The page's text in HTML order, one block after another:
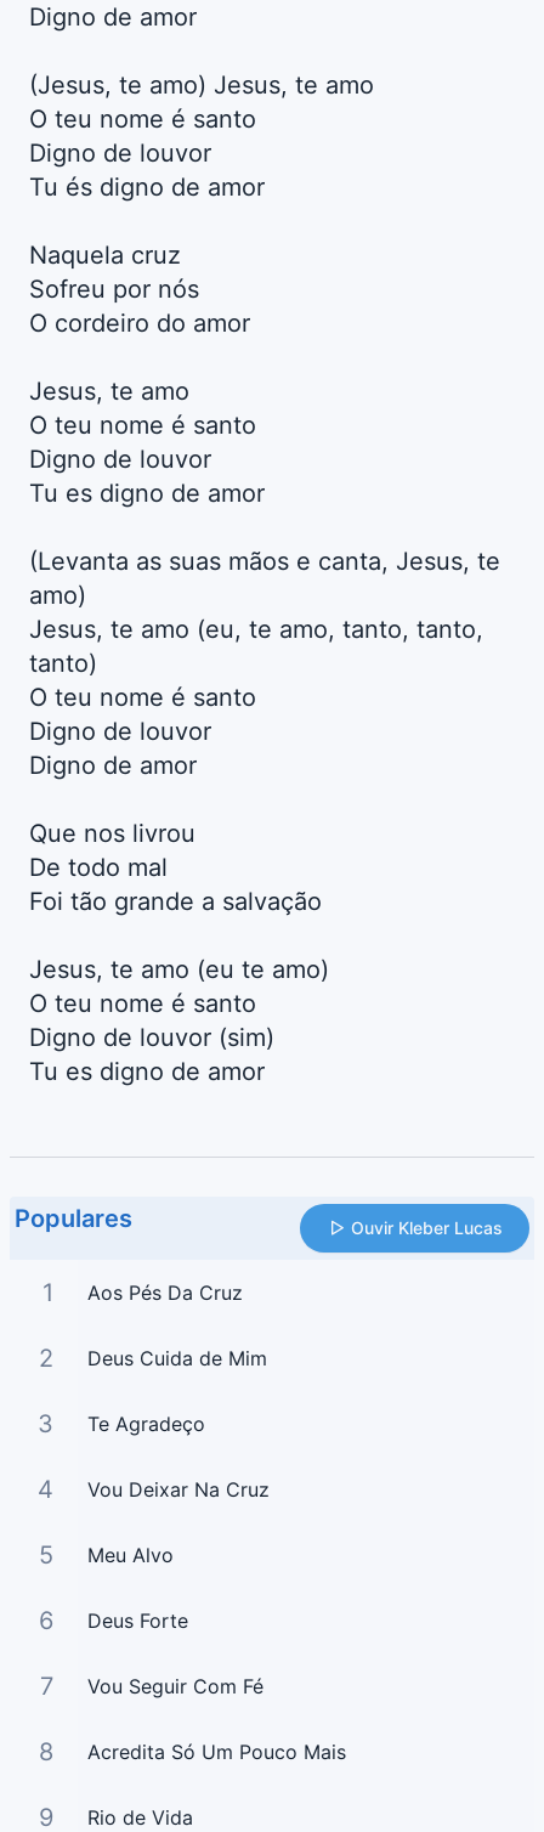
Digno de amor
(Jesus, te amo) Jesus, te amo
O teu nome é santo
Digno de louvor
Tu és digno de amor
Naquela cruz
Sofreu por nós
O cordeiro do amor
Jesus, te amo
O teu nome é santo
Digno de louvor
Tu es digno de amor
(Levanta as suas mãos e canta, Jesus, te
amo)
Jesus, te amo (eu, te amo, tanto, tanto,
tanto)
O teu nome é santo
Digno de louvor
Digno de amor
Que nos livrou
De todo mal
Foi tão grande a salvação
Jesus, te amo (eu te amo)
O teu nome é santo
Digno de louvor (sim)
Tu es digno de amor
Populares Ouvir Kleber Lucas
1 Aos Pés Da Cruz
2 Deus Cuida de Mim
3 Te Agradeço
4 Vou Deixar Na Cruz
5 Meu Alvo
6 Deus Forte
7 Vou Seguir Com Fé
8 Acredita Só Um Pouco Mais
9 Rio de Vida